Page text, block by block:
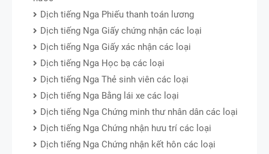
Dịch tiếng Nga Phiếu thanh toán lương
Dịch tiếng Nga Giấy chứng nhận các loại
Dịch tiếng Nga Giấy xác nhận các loại
Dịch tiếng Nga Học bạ các loại
Dịch tiếng Nga Thẻ sinh viên các loại
Dịch tiếng Nga Bằng lái xe các loại
Dịch tiếng Nga Chứng minh thư nhân dân các loại
Dịch tiếng Nga Chứng nhận hưu trí các loại
Dịch tiếng Nga Chứng nhận kết hôn các loại